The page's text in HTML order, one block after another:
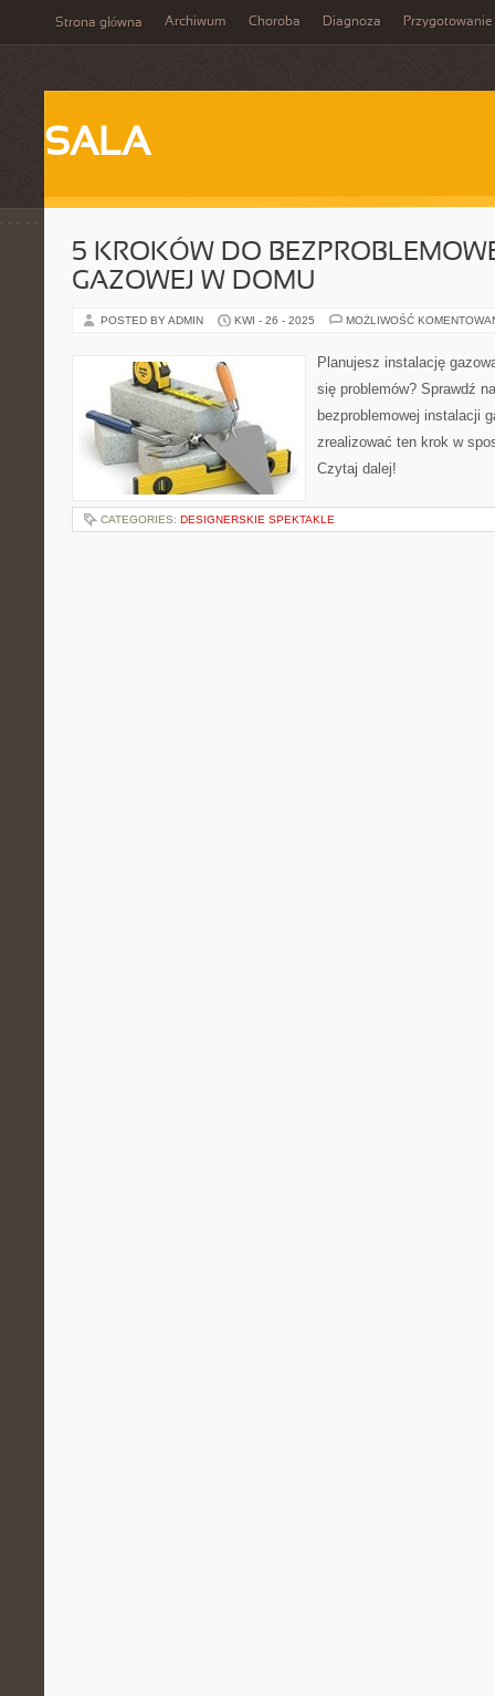
Strona główna Archiwum Choroba Diagnoza Przygotowanie
SALA
5 KROKÓW DO
GAZOWEJ W DOMU
POSTED BY ADMIN KWI - 26 - 2025 MOŻLIWOŚĆ
Planujesz instalację
się problemów? Sprawdź
bezproblemowej instalacji
zrealizować ten krok w
Czytaj dalej!
CATEGORIES: DESIGNERSKIE SPEKTAKLE